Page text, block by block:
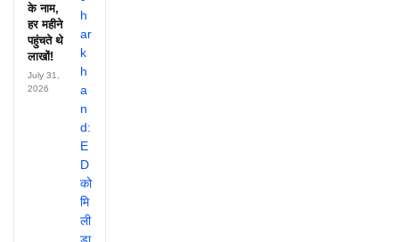
के नाम,
हर महीने
पहुंचते थे
लाखों!
July 31,
2026